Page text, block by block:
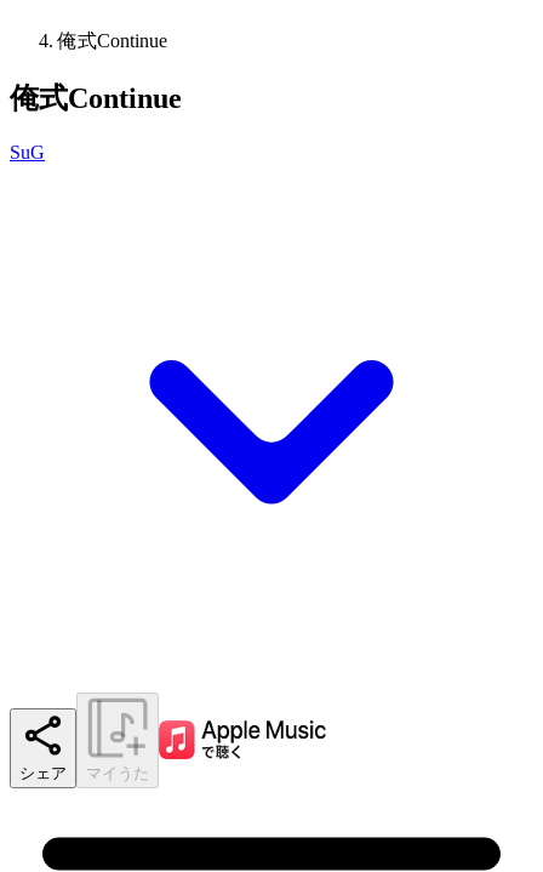
俺式Continue
俺式Continue
SuG
シェア マイうた